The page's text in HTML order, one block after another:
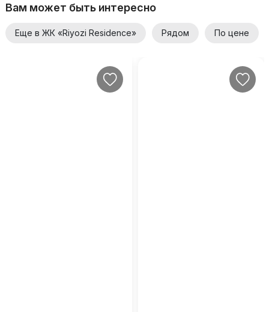
Вам может быть интересно
Еще в ЖК «Riyozi Residence» Рядом По цене